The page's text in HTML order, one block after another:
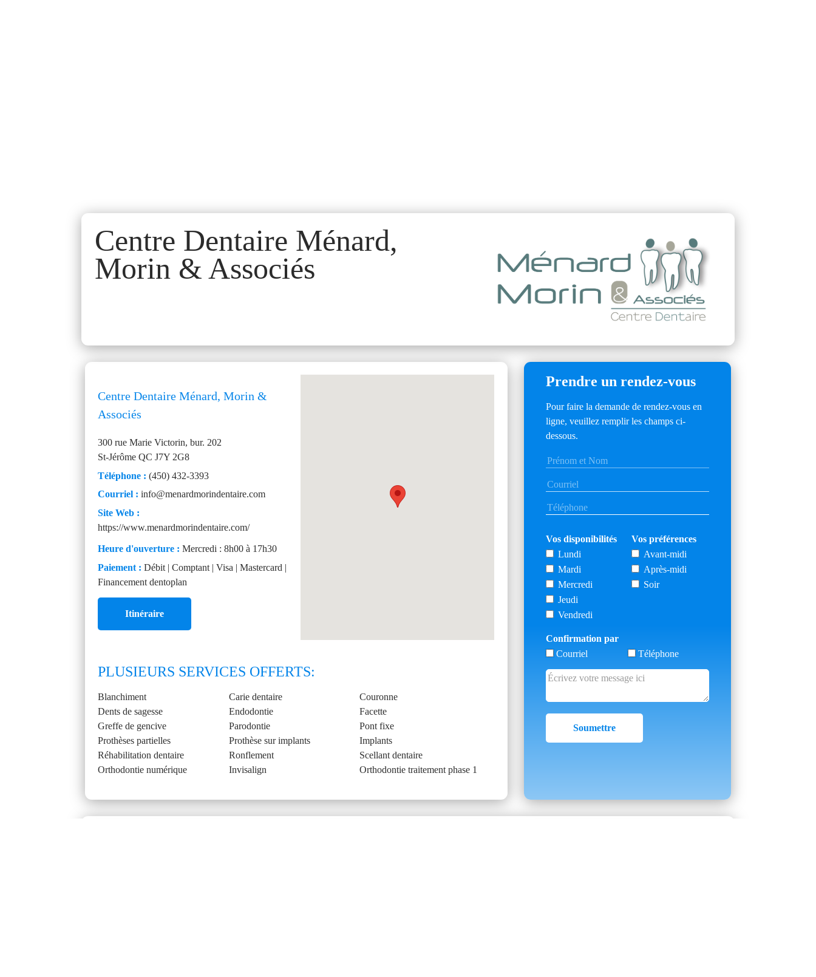
Centre Dentaire Ménard,
Morin & Associés
Centre Dentaire Ménard, Morin &
Associés
300 rue Marie Victorin, bur. 202
St-JérômeQC J7Y 2G8
Téléphone :(450) 432-3393
Courriel :info@menardmorindentaire.com
Site Web :
https://www.menardmorindentaire.com/
Heure d'ouverture :Mercredi : 8h00 à 17h30
Paiement :Débit | Comptant | Visa | Mastercard |
Financement dentoplan
Itinéraire
PLUSIEURS SERVICES OFFERTS:
Blanchiment Carie dentaire
Couronne
Dents de sagesse
Endodontie
Facette
Greffe de gencive
Parodontie
Pont fixe
Prothèses partielles
Prothèse sur implants
Implants
Réhabilitation dentaire
Ronflement
Scellant dentaire
Orthodontie numérique
Invisalign Orthodontie traitement phase 1
Prendre un rendez-vous
Pour faire la demande de rendez-vous en
ligne, veuillez remplir les champs ci-
dessous.
Vos disponibilités
Lundi
Mardi
Mercredi
Jeudi
Vendredi
Vos préférences
Avant-midi
Après-midi
Soir
Confirmation par
Courriel
Téléphone